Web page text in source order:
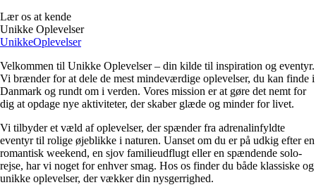
Lær os at kende
Unikke Oplevelser
UnikkeOplevelser
Velkommen til Unikke Oplevelser – din kilde til inspiration og eventyr.
Vi brænder for at dele de mest mindeværdige oplevelser, du kan finde i
Danmark og rundt om i verden. Vores mission er at gøre det nemt for
dig at opdage nye aktiviteter, der skaber glæde og minder for livet.
Vi tilbyder et væld af oplevelser, der spænder fra adrenalinfyldte
eventyr til rolige øjeblikke i naturen. Uanset om du er på udkig efter en
romantisk weekend, en sjov familieudflugt eller en spændende solo-
rejse, har vi noget for enhver smag. Hos os finder du både klassiske og
unikke oplevelser, der vækker din nysgerrighed.